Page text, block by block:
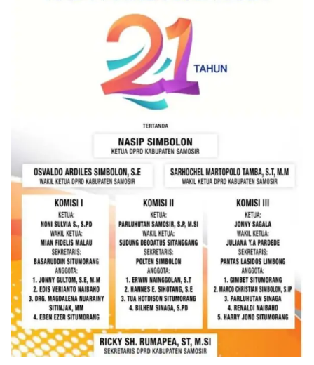
akan dikibarkan, memastikan bendera dalam
keadaan bersih, tidak sobek, dan layak untuk
dikibarkan sebagai simbol kehormatan
negara.‎‎‎Selain menyampaikan imbauan terkait
bendera, kegiatan sambang DDS ini juga
dimanfaatkan sebagai sarana deteksi dini (early
warning) guna mengantisipasi potensi gangguan
(Kamtibmas) di lingkungan tempat tinggal warga.
Melalui interaksi langsung tersebut,
awal terkait situasi sosial, potensi kerawanan,
maupun hal-hal yang dapat mengganggu
kondusivitas wilayah, khususnya menjelang
perayaan HUT Kemerdekaan RI yang biasanya
diwarnai dengan berbagai kegiatan dan
keramaian warga.‎‎Dengan adanya deteksi dini ini,
diharapkan potensi gangguan keamanan dapat
diantisipasi sejak awal sehingga situasi di
Kelurahan Sunggal tetap terjaga aman, tertib,
dan kondusif hingga puncak perayaan HUT
Kemerdekaan RI berlangsung.‎‎Wujud Kedekatan
Polri dengan Masyarakat‎Kegiatan sambang Door
to Door System ini merupakan salah satu bentuk
implementasi program Polri Presisi yang